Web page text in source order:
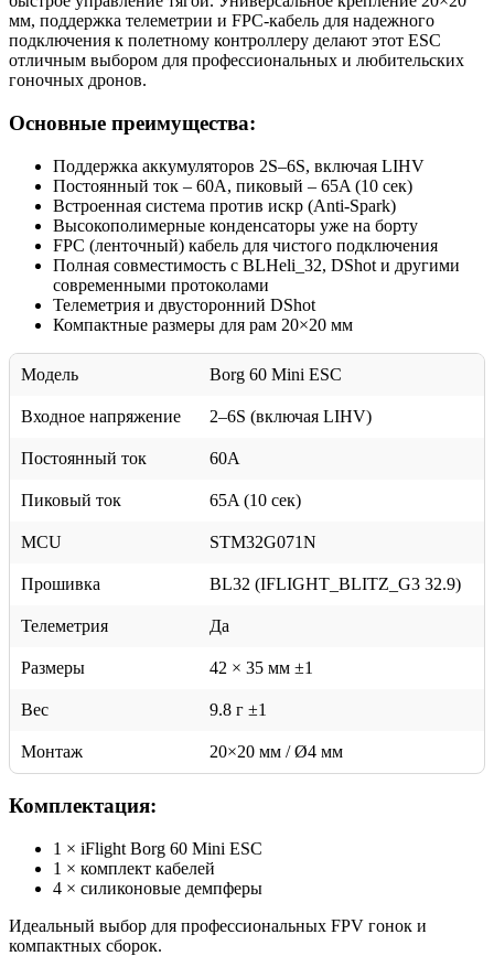
мм, поддержка телеметрии и FPC-кабель для надежного
подключения к полетному контроллеру делают этот ESC
отличным выбором для профессиональных и любительских
гоночных дронов.
Основные преимущества:
Поддержка аккумуляторов 2S–6S, включая LIHV
Постоянный ток – 60A, пиковый – 65A (10 сек)
Встроенная система против искр (Anti-Spark)
Высокополимерные конденсаторы уже на борту
FPC (ленточный) кабель для чистого подключения
Полная совместимость с BLHeli_32, DShot и другими
современными протоколами
Телеметрия и двусторонний DShot
Компактные размеры для рам 20×20 мм
Модель Borg 60 Mini ESC
Входное напряжение 2–6S (включая LIHV)
Постоянный ток 60A
Пиковый ток 65A (10 сек)
MCU STM32G071N
Прошивка BL32 (IFLIGHT_BLITZ_G3 32.9)
Телеметрия Да
Размеры 42 × 35 мм ±1
Вес 9.8 г ±1
Монтаж 20×20 мм / Ø4 мм
Комплектация:
1 × iFlight Borg 60 Mini ESC
1 × комплект кабелей
4 × силиконовые демпферы
Идеальный выбор для профессиональных FPV гонок и
компактных сборок.